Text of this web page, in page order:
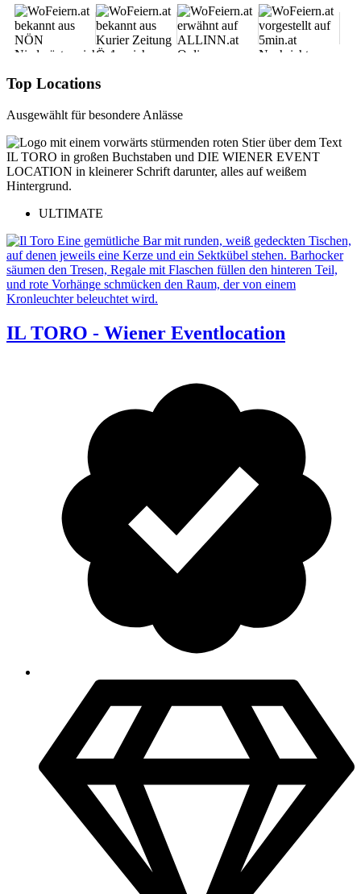
Top Locations
Ausgewählt für besondere Anlässe
ULTIMATE
IL TORO - Wiener Eventlocation